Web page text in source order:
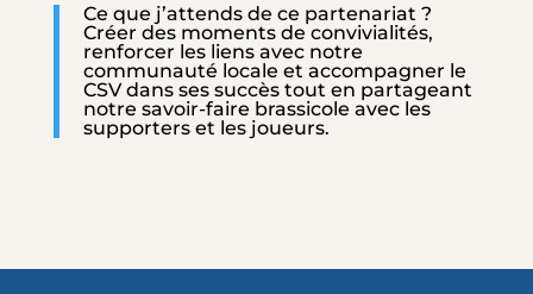
Ce que j’attends de ce partenariat ?
Créer des moments de convivialités,
renforcer les liens avec notre
communauté locale et accompagner le
CSV dans ses succès tout en partageant
notre savoir-faire brassicole avec les
supporters et les joueurs.